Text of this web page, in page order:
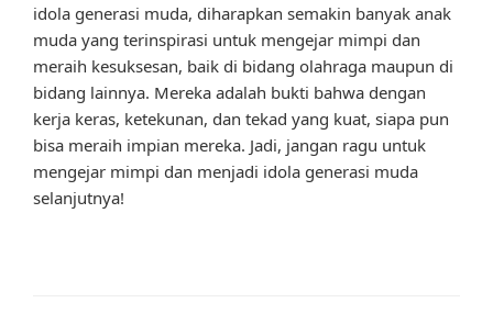
idola generasi muda, diharapkan semakin banyak anak
muda yang terinspirasi untuk mengejar mimpi dan
meraih kesuksesan, baik di bidang olahraga maupun di
bidang lainnya. Mereka adalah bukti bahwa dengan
kerja keras, ketekunan, dan tekad yang kuat, siapa pun
bisa meraih impian mereka. Jadi, jangan ragu untuk
mengejar mimpi dan menjadi idola generasi muda
selanjutnya!